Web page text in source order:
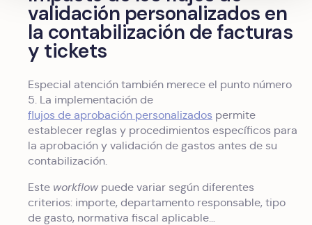
validación personalizados en
la contabilización de facturas
y tickets
Especial atención también merece el punto número
5. La implementación de
flujos de aprobación personalizados permite
establecer reglas y procedimientos específicos para
la aprobación y validación de gastos antes de su
contabilización.
Este workflow puede variar según diferentes
criterios: importe, departamento responsable, tipo
de gasto, normativa fiscal aplicable…